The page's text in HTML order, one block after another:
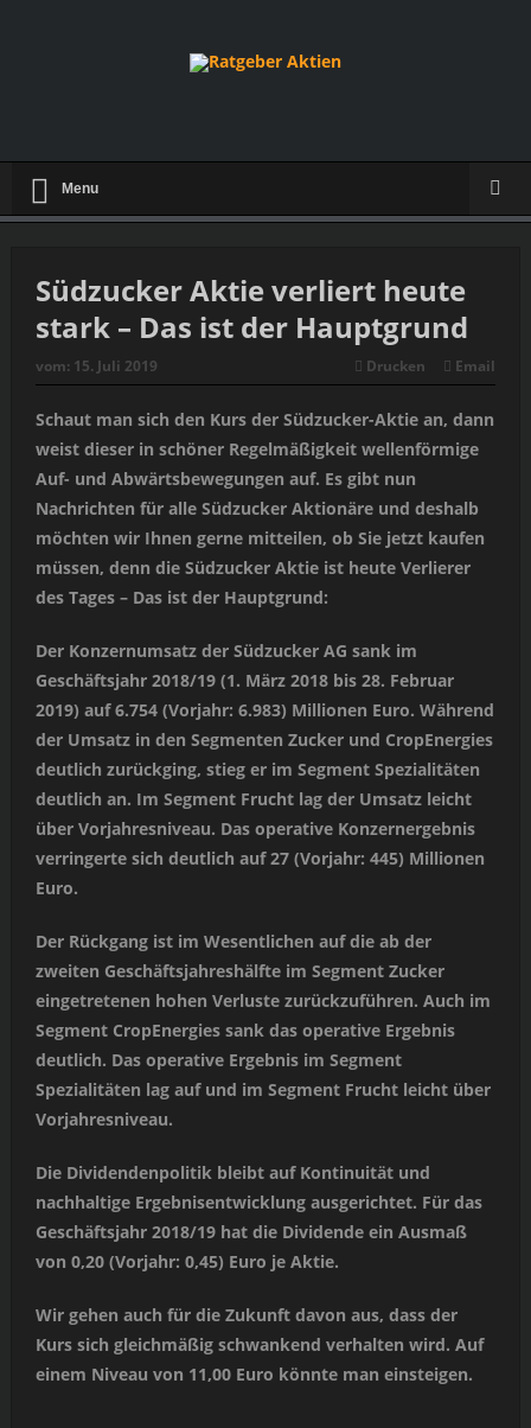
Menu
Südzucker Aktie verliert heute
stark – Das ist der Hauptgrund
vom: 15. Juli 2019 Drucken Email
Schaut man sich den Kurs der Südzucker-Aktie an, dann
weist dieser in schöner Regelmäßigkeit wellenförmige
Auf- und Abwärtsbewegungen auf. Es gibt nun
Nachrichten für alle Südzucker Aktionäre und deshalb
möchten wir Ihnen gerne mitteilen, ob Sie jetzt kaufen
müssen, denn die Südzucker Aktie ist heute Verlierer
des Tages – Das ist der Hauptgrund:
Der Konzernumsatz der Südzucker AG sank im
Geschäftsjahr 2018/19 (1. März 2018 bis 28. Februar
2019) auf 6.754 (Vorjahr: 6.983) Millionen Euro. Während
der Umsatz in den Segmenten Zucker und CropEnergies
deutlich zurückging, stieg er im Segment Spezialitäten
deutlich an. Im Segment Frucht lag der Umsatz leicht
über Vorjahresniveau. Das operative Konzernergebnis
verringerte sich deutlich auf 27 (Vorjahr: 445) Millionen
Euro.
Der Rückgang ist im Wesentlichen auf die ab der
zweiten Geschäftsjahreshälfte im Segment Zucker
eingetretenen hohen Verluste zurückzuführen. Auch im
Segment CropEnergies sank das operative Ergebnis
deutlich. Das operative Ergebnis im Segment
Spezialitäten lag auf und im Segment Frucht leicht über
Vorjahresniveau.
Die Dividendenpolitik bleibt auf Kontinuität und
nachhaltige Ergebnisentwicklung ausgerichtet. Für das
Geschäftsjahr 2018/19 hat die Dividende ein Ausmaß
von 0,20 (Vorjahr: 0,45) Euro je Aktie.
Wir gehen auch für die Zukunft davon aus, dass der
Kurs sich gleichmäßig schwankend verhalten wird. Auf
einem Niveau von 11,00 Euro könnte man einsteigen.